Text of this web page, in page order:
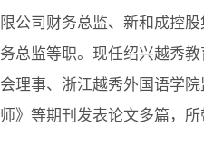
限公司财务总监、新和成控
务总监等职。现任绍兴越秀
会理事、浙江越秀外国语学
师》等期刊发表论文多篇，